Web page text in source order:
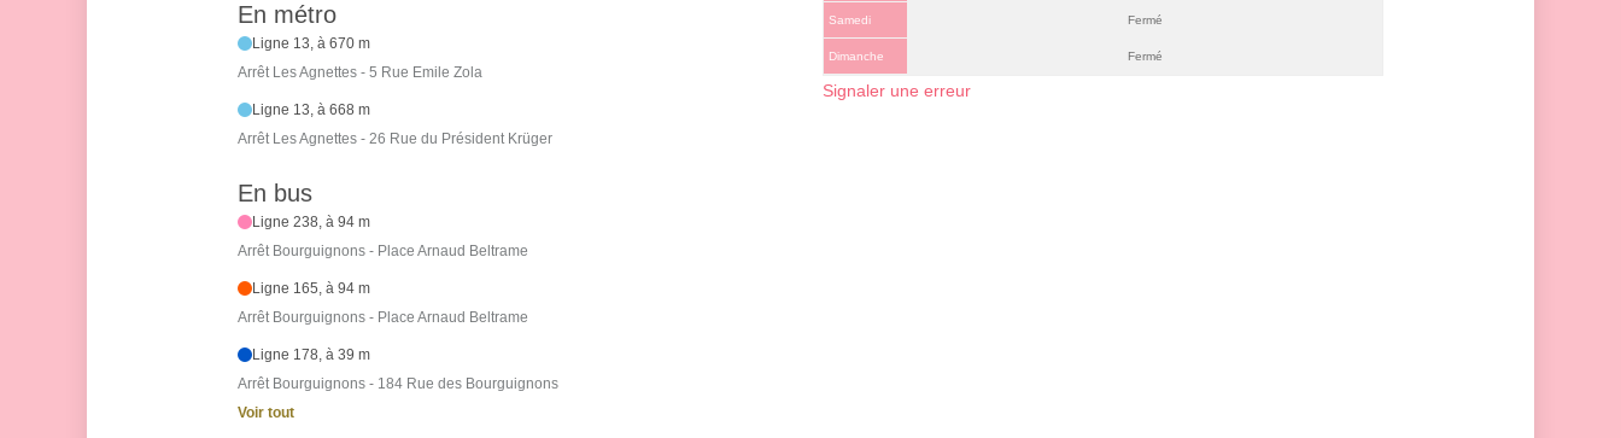
En métro
Ligne 13, à 670 m
Arrêt Les Agnettes - 5 Rue Emile Zola
Ligne 13, à 668 m
Arrêt Les Agnettes - 26 Rue du Président Krüger
En bus
Ligne 238, à 94 m
Arrêt Bourguignons - Place Arnaud Beltrame
Ligne 165, à 94 m
Arrêt Bourguignons - Place Arnaud Beltrame
Ligne 178, à 39 m
Arrêt Bourguignons - 184 Rue des Bourguignons
Voir tout
Samedi Fermé
Dimanche Fermé
Signaler une erreur